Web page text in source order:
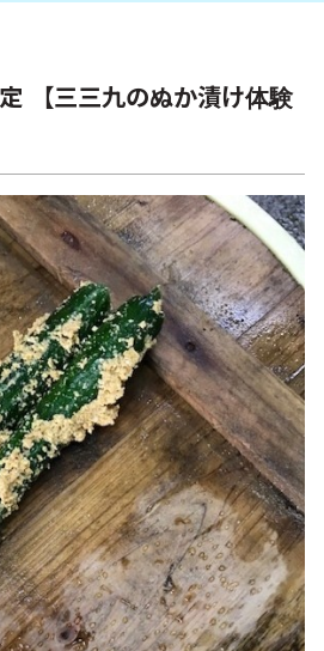
【三三九のぬか漬け体験